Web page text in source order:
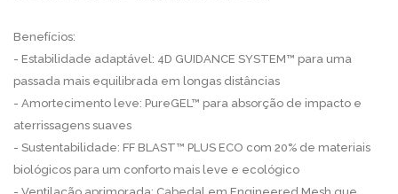
Benefícios:
- Estabilidade adaptável: 4D GUIDANCE SYSTEM™ para uma
passada mais equilibrada em longas distâncias
- Amortecimento leve: PureGEL™ para absorção de impacto e
aterrissagens suaves
- Sustentabilidade: FF BLAST™ PLUS ECO com 20% de materiais
biológicos para um conforto mais leve e ecológico